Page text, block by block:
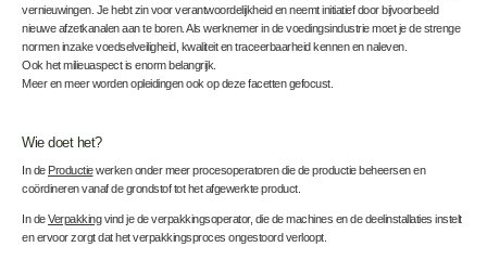
vernieuwingen. Je hebt zin voor verantwoordelijkheid en neemt initiatief door bijvoorbeeld
nieuwe afzetkanalen aan te boren. Als werknemer in de voedingsindustrie moet je de strenge
normen inzake voedselveiligheid, kwaliteit en traceerbaarheid kennen en naleven.
Ook het milieuaspect is enorm belangrijk.
Meer en meer worden opleidingen ook op deze facetten gefocust.
Wie doet het?
In de Productiewerken onder meer procesoperatoren die de productie beheersen en
coördineren vanaf de grondstof tot het afgewerkte product.
In deVerpakkingvind je de verpakkingsoperator, die de machines en de deelinstallaties instelt
en ervoor zorgt dat het verpakkingsproces ongestoord verloopt.